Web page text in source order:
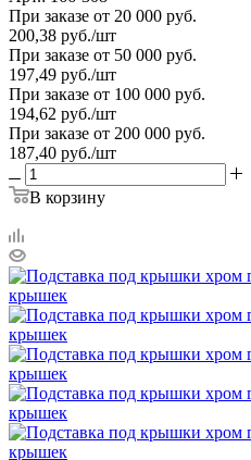
При заказе от 20 000 руб.
200,38 руб./шт
При заказе от 50 000 руб.
197,49 руб./шт
При заказе от 100 000 руб.
194,62 руб./шт
При заказе от 200 000 руб.
187,40 руб./шт
В корзину